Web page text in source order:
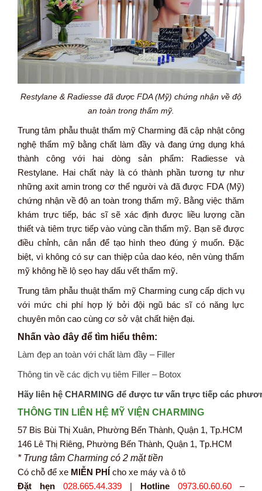
Restylane & Radiesse đã được FDA (Mỹ) chứng nhận về độ
an toàn trong thẩm mỹ.
Trung tâm phẫu thuật thẩm mỹ Charming đã cập nhật công
nghệ thẩm mỹ bằng chất làm đầy và đang ứng dụng khá
thành công với hai dòng sản phẩm: Radiesse và
Restylane. Hai chất này là có thành phần tương tự như
những axit amin trong cơ thể người và đã được FDA (Mỹ)
chứng nhận về độ an toàn trong thẩm mỹ. Bằng việc thăm
khám trực tiếp, bác sĩ sẽ xác định được liều lượng cần
thiết và tiêm trực tiếp vào vùng cần thẩm mỹ. Bạn sẽ được
điều chỉnh, cân nắn để tạo hình theo đúng ý muốn. Đặc
biệt, vì không có sự can thiệp của dao kéo, nên vùng thẩm
mỹ không hề lộ sẹo hay dấu vết thẩm mỹ.
Trung tâm phẫu thuật thẩm mỹ Charming cung cấp dịch vụ
với mức chi phí hợp lý bởi đội ngũ bác sĩ có năng lực
chuyên môn cao cùng cơ sở vật chất hiện đại.
Nhấn vào đây để tìm hiểu thêm:
Làm đẹp an toàn với chất làm đầy – Filler
Thông tin về các dịch vụ tiêm Filler – Botox
Hãy liên hệ CHARMING để được tư vấn trực tiếp các
THÔNG TIN LIÊN HỆ MỸ VIỆN CHARMING
57 Bis Bùi Thị Xuân, Phường Bến Thành, Quận 1, Tp.HCM
146 Lê Thị Riêng, Phường Bến Thành, Quận 1, Tp.HCM
* Trung tâm Charming có 2 mặt tiền
Có chỗ để xe MIỄN PHÍ cho xe máy và ô tô
Đặt hẹn
028.665.44.339 | Hotline 0973.60.60.60 –